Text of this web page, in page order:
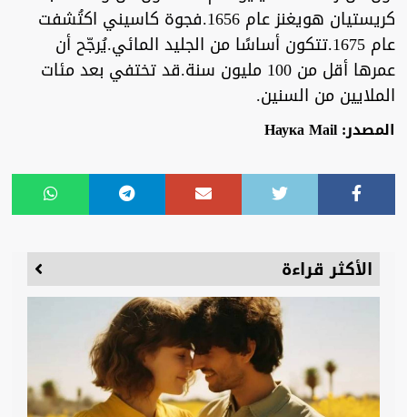
كريستيان هويغنز عام 1656.فجوة كاسيني اكتُشفت
عام 1675.تتكون أساسًا من الجليد المائي.يُرجّح أن
عمرها أقل من 100 مليون سنة.قد تختفي بعد مئات
الملايين من السنين.
المصدر: Наука Mail
الأكثر قراءة